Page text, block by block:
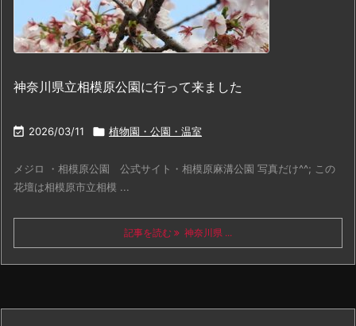
神奈川県立相模原公園に行って来ました
 2026/03/11  植物園・公園・温室
メジロ ・相模原公園 公式サイト・相模原麻溝公園 写真だけ^^; この
花壇は相模原市立相模 ...
記事を読む 神奈川県 ...